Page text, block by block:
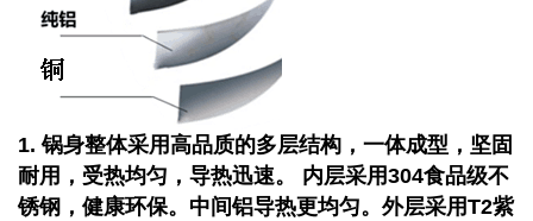
1. 锅身整体采用高品质的多层结构，一体成型，坚固
耐用，受热均匀，导热迅速。 内层采用304食品级不
锈钢，健康环保。中间铝导热更均匀。外层采用T2紫